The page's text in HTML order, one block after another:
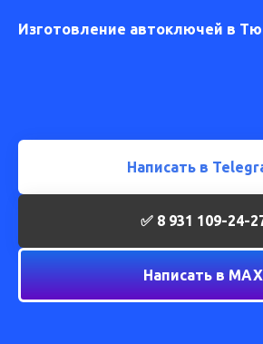
Изготовление автоключей в
Написать в
✅ 8 931 109-24-
Написать в МАХ